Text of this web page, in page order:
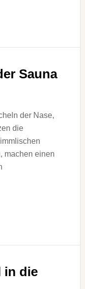
Sauna
der Nase,
die
machen einen
in die